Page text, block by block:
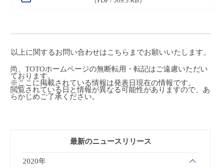
以上に関するお問い合わせはこちら までお願いいたします。
尚、TOTOホームページの無断転用・転記はご遠慮いただい
ております。
※ここに掲載されている情報は発表日現在の情報です。
閲覧されている日と情報が異なる可能性がありますので、あ
らかじめご了承ください。
最新のニュースリリース
2020年